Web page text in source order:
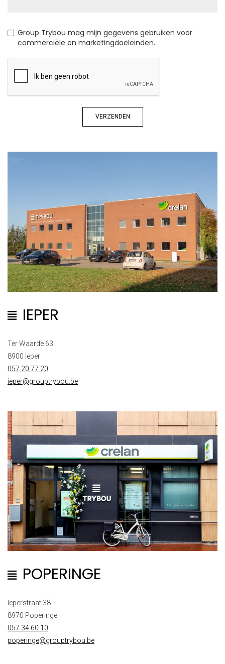
Group Trybou mag mijn gegevens gebruiken voor
commerciële en marketingdoeleinden.
VERZENDEN
IEPER
Ter Waarde 63
8900 Ieper
057 20 77 20
ieper@grouptrybou.be
POPERINGE
Ieperstraat 38
8970 Poperinge
057 34 60 10
poperinge@grouptrybou.be